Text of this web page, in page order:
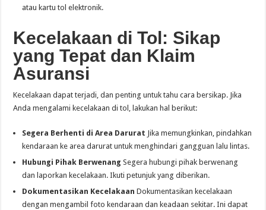
atau kartu tol elektronik.
Kecelakaan di Tol: Sikap
yang Tepat dan Klaim
Asuransi
Kecelakaan dapat terjadi, dan penting untuk tahu cara bersikap. Jika
Anda mengalami kecelakaan di tol, lakukan hal berikut:
Segera Berhenti di Area Darurat Jika memungkinkan, pindahkan
kendaraan ke area darurat untuk menghindari gangguan lalu lintas.
Hubungi Pihak Berwenang Segera hubungi pihak berwenang
dan laporkan kecelakaan. Ikuti petunjuk yang diberikan.
Dokumentasikan Kecelakaan Dokumentasikan kecelakaan
dengan mengambil foto kendaraan dan keadaan sekitar. Ini dapat